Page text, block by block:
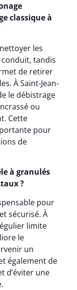
classique à
les
tandis
de retirer
À Saint-Jean-
le débistrage
ou
Cette
pour
de
à granulés
?
pour
sécurisé. À
limite
le
un
également de
d’éviter une